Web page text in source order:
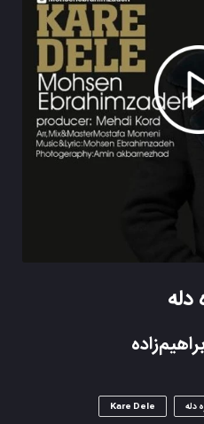
دله
دله Kare Dele